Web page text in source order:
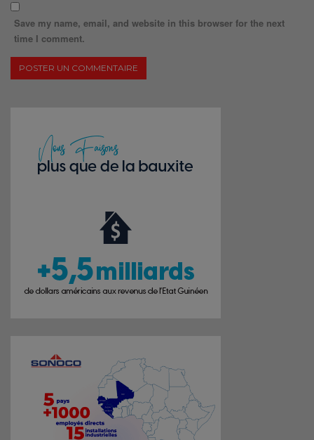
Save my name, email, and website in this browser for the next
time I comment.